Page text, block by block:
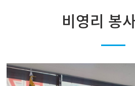
비영리 봉